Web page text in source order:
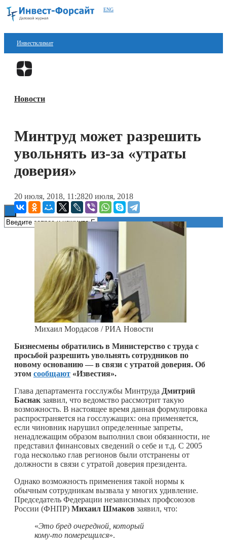
ENG
Инвестклимат
Финансы
Блокчейн
Новости
Минтруд может разрешить
увольнять из-за «утраты
доверия»
20 июля, 2018, 11:2820 июля, 2018
Михаил Мордасов / РИА Новости
Бизнесмены обратились в Министерство с труда с
просьбой разрешить увольнять сотрудников по
новому основанию — в связи с утратой доверия. Об
этом сообщают «Известия».
Глава департамента госслужбы Минтруда Дмитрий
Баснак заявил, что ведомство рассмотрит такую
возможность. В настоящее время данная формулировка
распространяется на госслужащих: она применяется,
если чиновник нарушил определенные запреты,
ненадлежащим образом выполнил свои обязанности, не
представил финансовых сведений о себе и т.д. С 2005
года несколько глав регионов были отстранены от
должности в связи с утратой доверия президента.
Однако возможность применения такой нормы к
обычным сотрудникам вызвала у многих удивление.
Председатель Федерации независимых профсоюзов
России (ФНПР) Михаил Шмаков заявил, что:
«Это бред очередной, который
кому-то померещился».